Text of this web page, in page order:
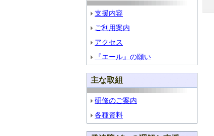
支援内容
ご利用案内
アクセス
『エール』の願い
主な取組
研修のご案内
各種資料